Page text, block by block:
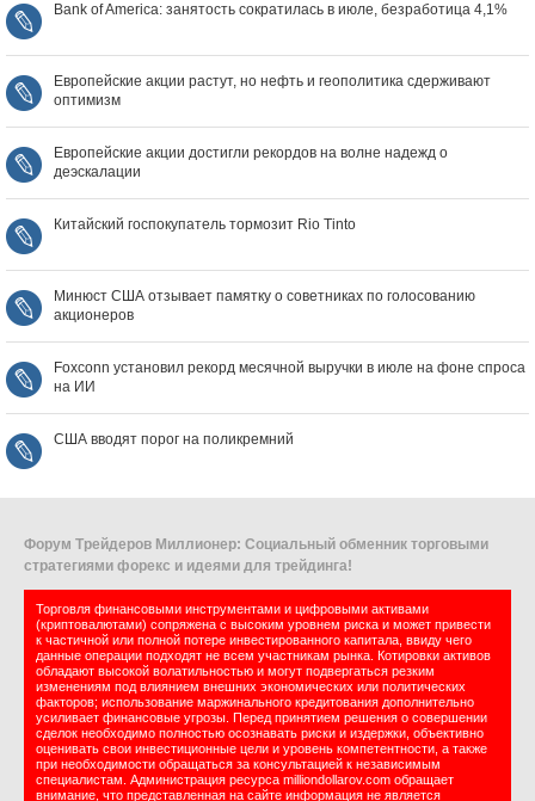
Bank of America: занятость сократилась в июле, безработица 4,1%
Европейские акции растут, но нефть и геополитика сдерживают
оптимизм
Европейские акции достигли рекордов на волне надежд о
деэскалации
Китайский госпокупатель тормозит Rio Tinto
Минюст США отзывает памятку о советниках по голосованию
акционеров
Foxconn установил рекорд месячной выручки в июле на фоне спроса
на ИИ
США вводят порог на поликремний
Форум Трейдеров Миллионер: Социальный обменник торговыми
стратегиями форекс и идеями для трейдинга!
Торговля финансовыми инструментами и цифровыми активами
(криптовалютами) сопряжена с высоким уровнем риска и может привести
к частичной или полной потере инвестированного капитала, ввиду чего
данные операции подходят не всем участникам рынка. Котировки активов
обладают высокой волатильностью и могут подвергаться резким
изменениям под влиянием внешних экономических или политических
факторов; использование маржинального кредитования дополнительно
усиливает финансовые угрозы. Перед принятием решения о совершении
сделок необходимо полностью осознавать риски и издержки, объективно
оценивать свои инвестиционные цели и уровень компетентности, а также
при необходимости обращаться за консультацией к независимым
специалистам. Администрация ресурса milliondollarov.com обращает
внимание, что представленная на сайте информация не является